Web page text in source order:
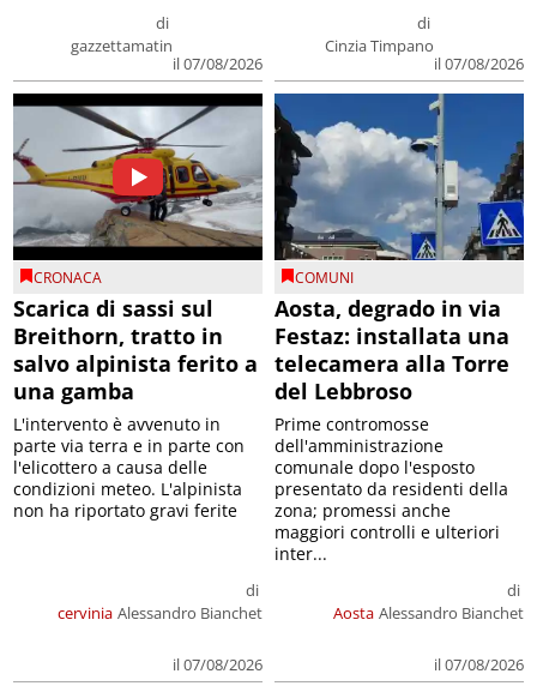
di
gazzettamatin
il 07/08/2026
di
Cinzia Timpano
il 07/08/2026
CRONACA
Scarica di sassi sul
Breithorn, tratto in
salvo alpinista ferito a
una gamba
cervinia
di
Alessandro Bianchet
il 07/08/2026
L'intervento è avvenuto in
parte via terra e in parte con
l'elicottero a causa delle
condizioni meteo. L'alpinista
non ha riportato gravi ferite
COMUNI
Aosta, degrado in via
Festaz: installata una
telecamera alla Torre
del Lebbroso
Aosta
di
Alessandro Bianchet
il 07/08/2026
Prime contromosse
dell'amministrazione
comunale dopo l'esposto
presentato da residenti della
zona; promessi anche
maggiori controlli e ulteriori
inter...